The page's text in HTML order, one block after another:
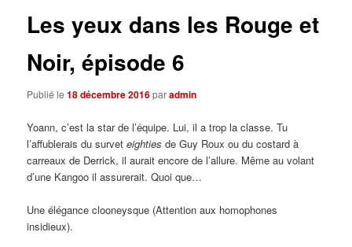
Les yeux dans les Rouge et
Noir, épisode 6
Publié le18 décembre 2016paradmin
Yoann, c’est la star de l’équipe. Lui, il a trop la classe. Tu
l’affublerais du surveteighties de Guy Roux ou du costard à
carreaux de Derrick, il aurait encore de l’allure. Même au volant
d’une Kangoo il assurerait. Quoi que…
Une élégance clooneysque (Attention aux homophones
insidieux).